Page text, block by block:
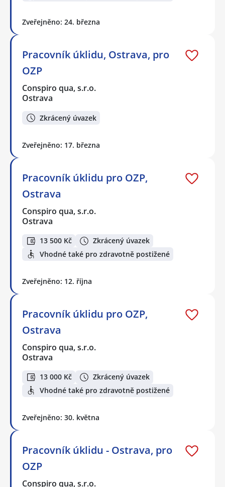
Zveřejněno: 24. března
Pracovník úklidu, Ostrava, pro
OZP
Conspiro qua, s.r.o.
Ostrava
Zkrácený úvazek
Zveřejněno: 17. března
Pracovník úklidu pro OZP,
Ostrava
Conspiro qua, s.r.o.
Ostrava
13 500 Kč
Zkrácený úvazek
Vhodné také pro zdravotně postižené
Zveřejněno: 12. října
Pracovník úklidu pro OZP,
Ostrava
Conspiro qua, s.r.o.
Ostrava
13 000 Kč
Zkrácený úvazek
Vhodné také pro zdravotně postižené
Zveřejněno: 30. května
Pracovník úklidu - Ostrava, pro
OZP
Conspiro qua, s.r.o.